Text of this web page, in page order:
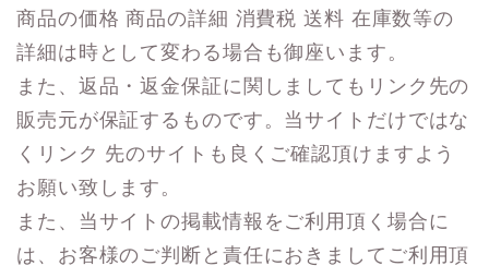
商品の価格 商品の詳細 消費税 送料 在庫数等の
詳細は時として変わる場合も御座います。
また、返品・返金保証に関しましてもリンク先の
販売元が保証するものです。当サイトだけではな
くリンク 先のサイトも良くご確認頂けますよう
お願い致します。
また、当サイトの掲載情報をご利用頂く場合に
は、お客様のご判断と責任におきましてご利用頂